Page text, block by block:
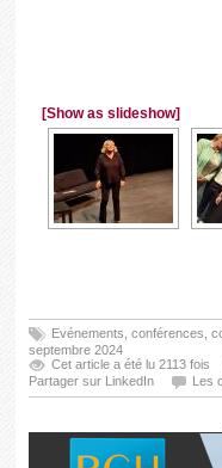
[Show as slideshow]
Evénements, conférences,
septembre 2024
Cet article a été lu 2113 fois
Partager sur LinkedIn
Les